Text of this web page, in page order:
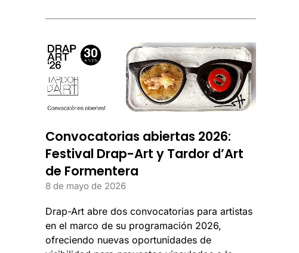
Convocatorias abiertas 2026:
Festival Drap-Art y Tardor d’Art
de Formentera
8 de mayo de 2026
Drap-Art abre dos convocatorias para artistas
en el marco de su programación 2026,
ofreciendo nuevas oportunidades de